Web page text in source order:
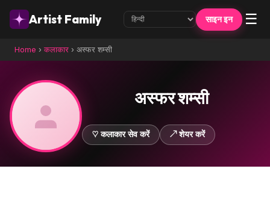
Artist Family साइन इन ☰
Home ›कलाकार › अस्फर शम्सी
अस्फर शम्सी
♡ कलाकार सेव करें ↗ शेयर करें